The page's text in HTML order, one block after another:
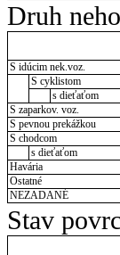
Druh
S idúcim nek.voz.
S cyklistom
s dieťaťom
S zaparkov. voz.
S pevnou prekážkou
S chodcom
s dieťaťom
Havária
Ostatné
NEZADANÉ
Stav